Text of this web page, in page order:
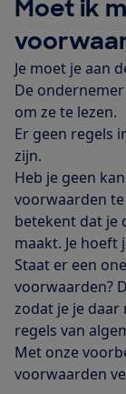
Moet ik
Je moet je aan
De
om ze te lezen.
Er geen regels
zijn.
Heb je geen
voorwaarden
betekent dat je
maakt. Je hoeft
Staat er een
voorwaarden?
zodat je je
regels van
Met onze
voorwaarden